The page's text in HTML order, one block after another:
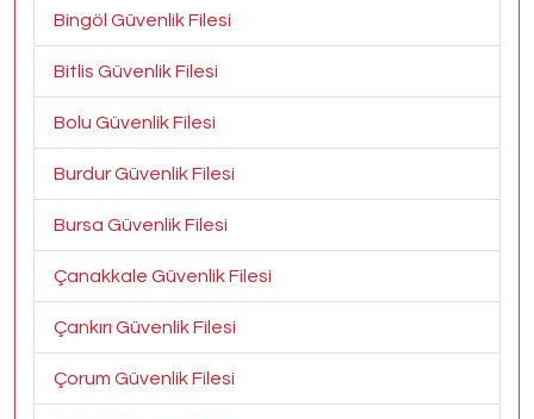
Bingöl Güvenlik Filesi
Bitlis Güvenlik Filesi
Bolu Güvenlik Filesi
Burdur Güvenlik Filesi
Bursa Güvenlik Filesi
Çanakkale Güvenlik Filesi
Çankırı Güvenlik Filesi
Çorum Güvenlik Filesi